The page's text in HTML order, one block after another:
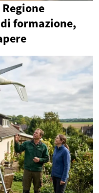
formazione,